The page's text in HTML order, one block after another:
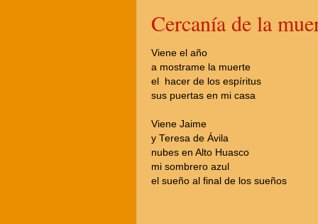
Cercanía de la
Viene el año
a mostrame la muerte
el hacer de los espíritus
sus puertas en mi casa
Viene Jaime
y Teresa de Ávila
nubes en Alto Huasco
mi sombrero azul
el sueño al final de los sueños